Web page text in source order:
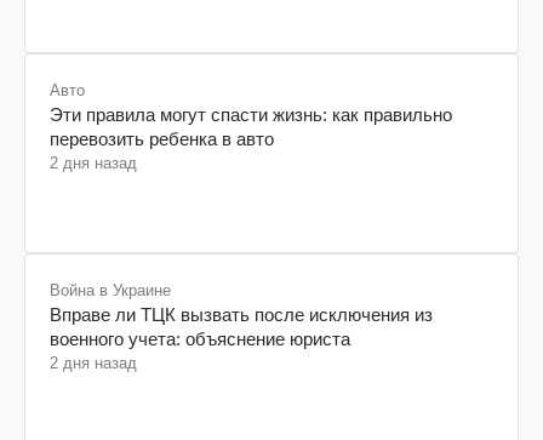
Авто
Эти правила могут спасти жизнь: как правильно
перевозить ребенка в авто
2 дня назад
Война в Украине
Вправе ли ТЦК вызвать после исключения из
военного учета: объяснение юриста
2 дня назад